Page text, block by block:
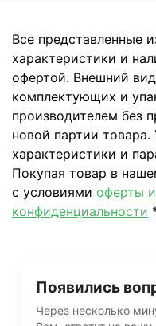
Все представленные
характеристики и
офертой. Внешний
комплектующих и
производителем без
новой партии
характеристики и
Покупая товар в
с условиями оферты
конфиденциальности
Появились
Через несколько